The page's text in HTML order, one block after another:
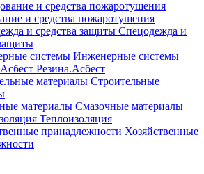
и средства пожаротушения
Спецодежда и
Инженерные системы
Резина.Асбест
Строительные
Смазочные материалы
Теплоизоляция
Хозяйственные